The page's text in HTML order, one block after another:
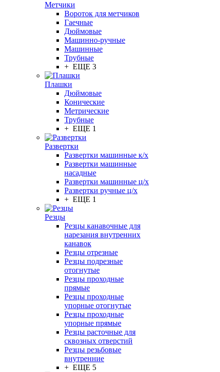
Метчики
Вороток для метчиков
Гаечные
Дюймовые
Машинно-ручные
Машинные
Трубные
+ ЕЩЕ 3
Плашки
Дюймовые
Конические
Метрические
Трубные
+ ЕЩЕ 1
Развертки
Развертки машинные к/х
Развертки машинные
насадные
Развертки машинные ц/х
Развертки ручные ц/х
+ ЕЩЕ 1
Резцы
Резцы канавочные для
нарезания внутренних
канавок
Резцы отрезные
Резцы подрезные
отогнутые
Резцы проходные
прямые
Резцы проходные
упорные отогнутые
Резцы проходные
упорные прямые
Резцы расточные для
сквозных отверстий
Резцы резьбовые
внутренние
+ ЕЩЕ 5